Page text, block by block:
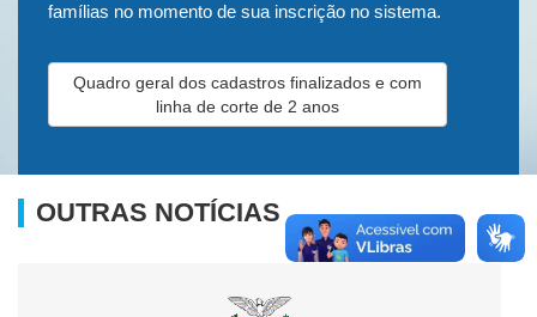
famílias no momento de sua inscrição no sistema.
Quadro geral dos cadastros finalizados e com
linha de corte de 2 anos
OUTRAS NOTÍCIAS